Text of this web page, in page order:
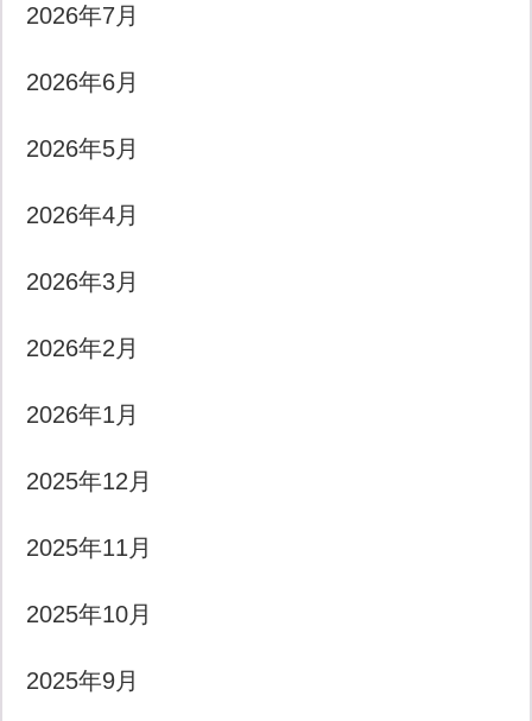
2026年7月
2026年6月
2026年5月
2026年4月
2026年3月
2026年2月
2026年1月
2025年12月
2025年11月
2025年10月
2025年9月